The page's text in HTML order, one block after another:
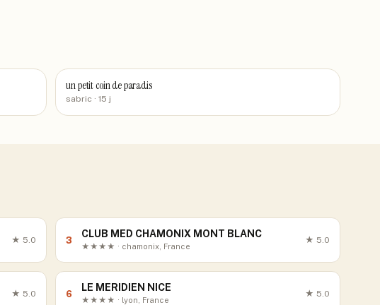
un petit coin de paradis
sabric · 15 j
★ 5.0 3
CLUB MED CHAMONIX MONT BLANC
★★★★ · chamonix, France
★ 5.0
★ 5.0 6
LE MERIDIEN NICE
★★★★ · lyon, France
★ 5.0